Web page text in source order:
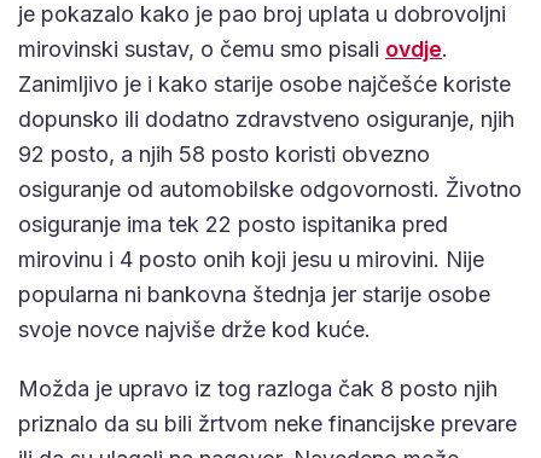
je pokazalo kako je pao broj uplata u dobrovoljni
mirovinski sustav, o čemu smo pisali ovdje.
Zanimljivo je i kako starije osobe najčešće koriste
dopunsko ili dodatno zdravstveno osiguranje, njih
92 posto, a njih 58 posto koristi obvezno
osiguranje od automobilske odgovornosti. Životno
osiguranje ima tek 22 posto ispitanika pred
mirovinu i 4 posto onih koji jesu u mirovini. Nije
popularna ni bankovna štednja jer starije osobe
svoje novce najviše drže kod kuće.
Možda je upravo iz tog razloga čak 8 posto njih
priznalo da su bili žrtvom neke financijske prevare